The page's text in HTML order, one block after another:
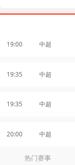
19:00 中超
19:35 中超
19:35 中超
20:00 中超
热门赛事